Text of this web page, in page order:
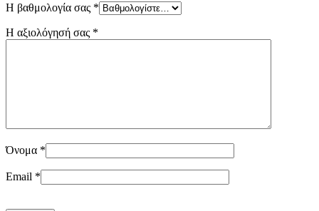
Η βαθμολογία σας *
Η αξιολόγησή σας *
Όνομα *
Email *